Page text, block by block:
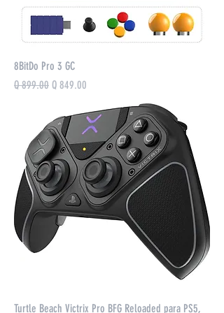
8BitDo Pro 3 GC
Precio
Q 899.00 Precio de oferta
Q 849.00
Turtle Beach Victrix Pro BFG Reloaded para PS5,